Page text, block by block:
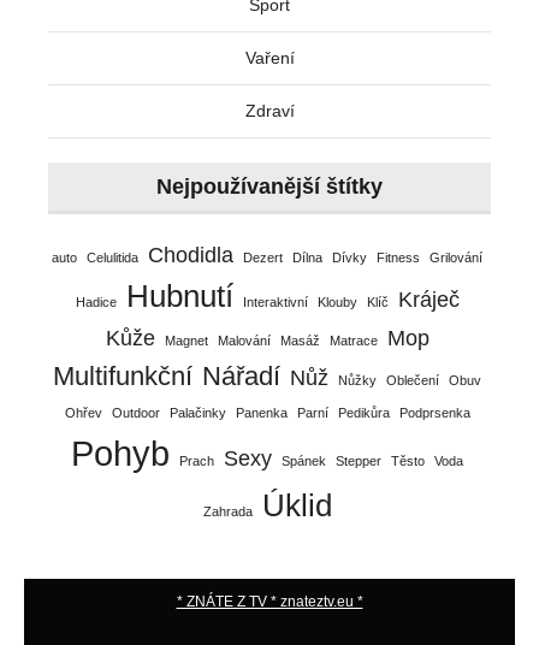
Sport
Vaření
Zdraví
Nejpoužívanější štítky
auto Celulitida Chodidla Dezert Dílna Dívky Fitness Grilování
Hadice Hubnutí Interaktivní Klouby Klíč
Kráječ
Kůže
Magnet Malování Masáž Matrace Mop
Multifunkční Nářadí Nůž Nůžky Oblečení Obuv
Ohřev Outdoor Palačinky Panenka Parní Pedikůra Podprsenka
Pohyb Prach Sexy Spánek Stepper Těsto Voda
Zahrada Úklid
* ZNÁTE Z TV * znateztv.eu *